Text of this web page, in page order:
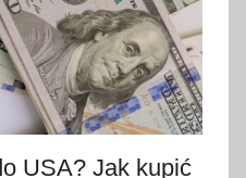
USA? Jak kupić